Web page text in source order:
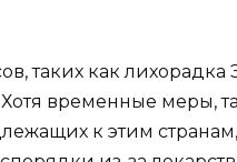
таких как лихорадка
временные меры,
к этим